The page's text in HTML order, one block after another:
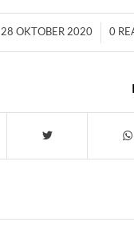
28 OKTOBER 2020
/ 0 /